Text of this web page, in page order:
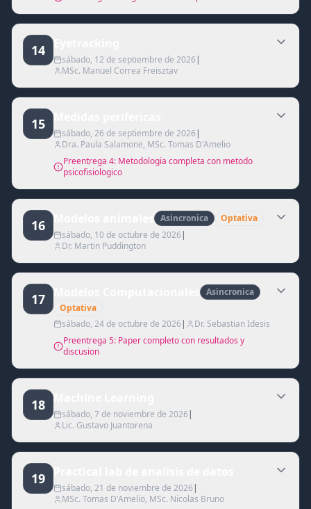
14
sábado, 12 de septiembre de 2026 |
MSc. Manuel Correa Freisztav
15
sábado, 26 de septiembre de 2026 |
Dra. Paula Salamone, MSc. Tomas D'Amelio
Preentrega 4: Metodologia completa con metodo
psicofisiologico
16 Asincronica
Optativa
sábado, 10 de octubre de 2026 |
Dr. Martin Puddington
17
Asincronica
Optativa
sábado, 24 de octubre de 2026 |
Dr. Sebastian Idesis
Preentrega 5: Paper completo con resultados y
discusion
18
sábado, 7 de noviembre de 2026 |
Lic. Gustavo Juantorena
19
sábado, 21 de noviembre de 2026 |
MSc. Tomas D'Amelio, MSc. Nicolas Bruno